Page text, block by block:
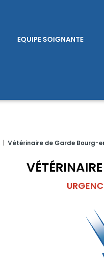
EQUIPE SOIGNANTE
Vétérinaire de Garde Bourg-